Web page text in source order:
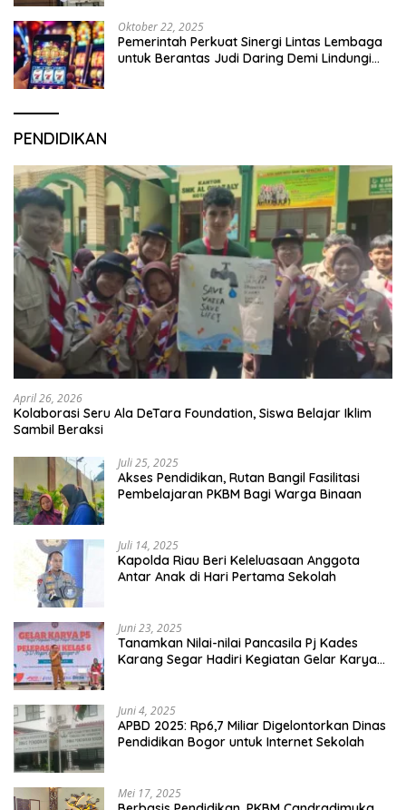
Oktober 22, 2025
Pemerintah Perkuat Sinergi Lintas Lembaga
untuk Berantas Judi Daring Demi Lindungi
PENDIDIKAN
April 26, 2026
Kolaborasi Seru Ala DeTara Foundation, Siswa Belajar Iklim
Sambil Beraksi
Juli 25, 2025
Akses Pendidikan, Rutan Bangil Fasilitasi
Pembelajaran PKBM Bagi Warga Binaan
Juli 14, 2025
Kapolda Riau Beri Keleluasaan Anggota
Antar Anak di Hari Pertama Sekolah
Juni 23, 2025
Tanamkan Nilai-nilai Pancasila Pj Kades
Karang Segar Hadiri Kegiatan Gelar Karya
Juni 4, 2025
APBD 2025: Rp6,7 Miliar Digelontorkan Dinas
Pendidikan Bogor untuk Internet Sekolah
Mei 17, 2025